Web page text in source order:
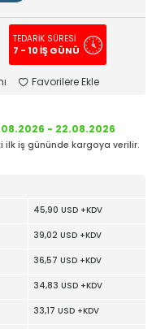
TEDARİK SÜRESİ
7 - 10 İŞ GÜNÜ
Favorilere Ekle
- 22.08.2026
iş gününde kargoya verilir.
45,90 USD +KDV
39,02 USD +KDV
36,57 USD +KDV
34,83 USD +KDV
33,17 USD +KDV